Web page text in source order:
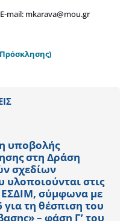
mail: mkarava@mou.gr
υποβολής
στη Δράση
σχεδίων
στις
ΕΣΔΙΜ, σύμφωνα με
τη θέσπιση του
– φάση Γ’ του